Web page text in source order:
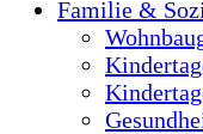
Familie &